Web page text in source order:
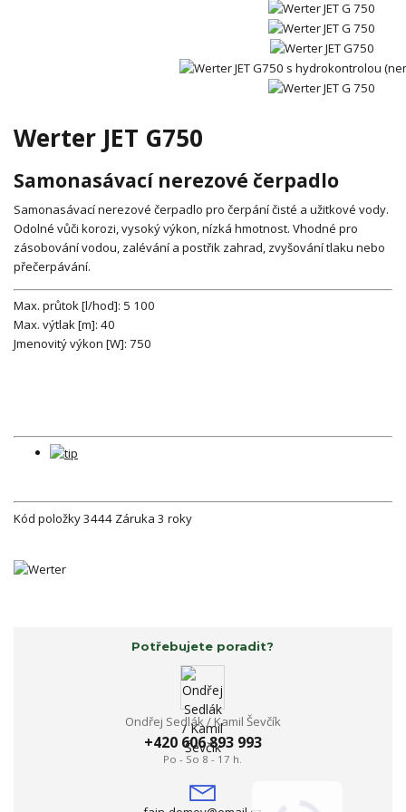
Werter JET G750
Samonasávací nerezové čerpadlo
Samonasávací nerezové čerpadlo pro čerpání čisté a užitkové vody.
Odolné vůči korozi, vysoký výkon, nízká hmotnost. Vhodné pro
zásobování vodou, zalévání a postřik zahrad, zvyšování tlaku nebo
přečerpávání.
Max. průtok [l/hod]: 5 100
Max. výtlak [m]: 40
Jmenovitý výkon [W]: 750
Kód položky3444 Záruka 3 roky
Potřebujete poradit?
Ondřej Sedlák / Kamil Ševčík
+420 606 893 993
Po - So 8 - 17 h.